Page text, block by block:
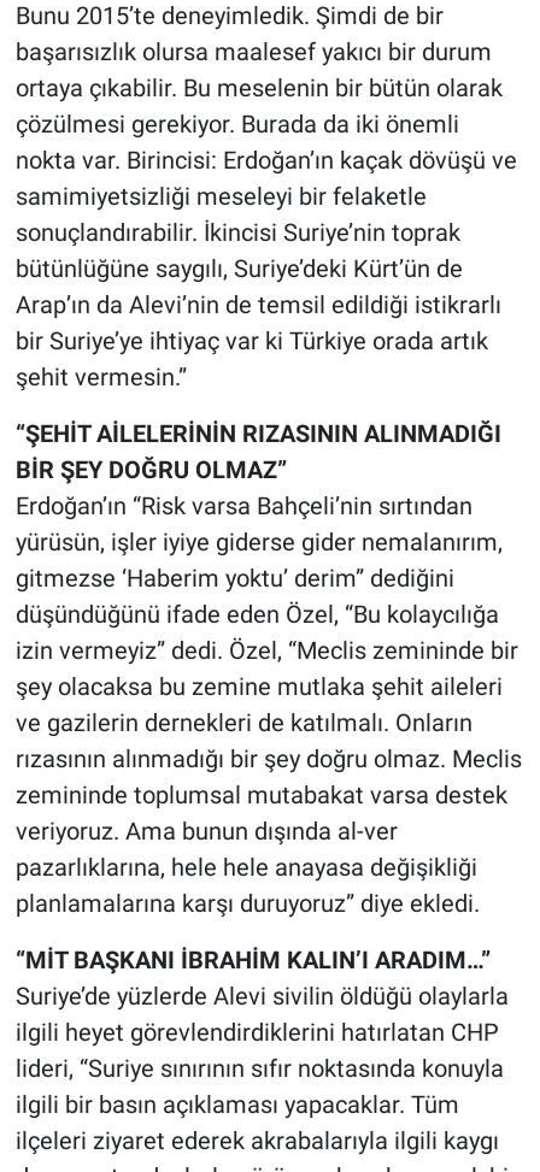
Bunu 2015’te deneyimledik. Şimdi de bir
başarısızlık olursa maalesef yakıcı bir durum
ortaya çıkabilir. Bu meselenin bir bütün olarak
çözülmesi gerekiyor. Burada da iki önemli
nokta var. Birincisi: Erdoğan’ın kaçak dövüşü ve
samimiyetsizliği meseleyi bir felaketle
sonuçlandırabilir. İkincisi Suriye’nin toprak
bütünlüğüne saygılı, Suriye’deki Kürt’ün de
Arap’ın da Alevi’nin de temsil edildiği istikrarlı
bir Suriye’ye ihtiyaç var ki Türkiye orada artık
şehit vermesin.”
“ŞEHİT AİLELERİNİN RIZASININ ALINMADIĞI
BİR ŞEY DOĞRU OLMAZ”
Erdoğan’ın “Risk varsa Bahçeli’nin sırtından
yürüsün, işler iyiye giderse gider nemalanırım,
gitmezse ‘Haberim yoktu’ derim” dediğini
düşündüğünü ifade eden Özel, “Bu kolaycılığa
izin vermeyiz” dedi. Özel, “Meclis zemininde bir
şey olacaksa bu zemine mutlaka şehit aileleri
ve gazilerin dernekleri de katılmalı. Onların
rızasının alınmadığı bir şey doğru olmaz. Meclis
zemininde toplumsal mutabakat varsa destek
veriyoruz. Ama bunun dışında al-ver
pazarlıklarına, hele hele anayasa değişikliği
planlamalarına karşı duruyoruz” diye ekledi.
“MİT BAŞKANI İBRAHİM KALIN’I ARADIM…”
Suriye’de yüzlerde Alevi sivilin öldüğü olaylarla
ilgili heyet görevlendirdiklerini hatırlatan CHP
lideri, “Suriye sınırının sıfır noktasında konuyla
ilgili bir basın açıklaması yapacaklar. Tüm
ilçeleri ziyaret ederek akrabalarıyla ilgili kaygı